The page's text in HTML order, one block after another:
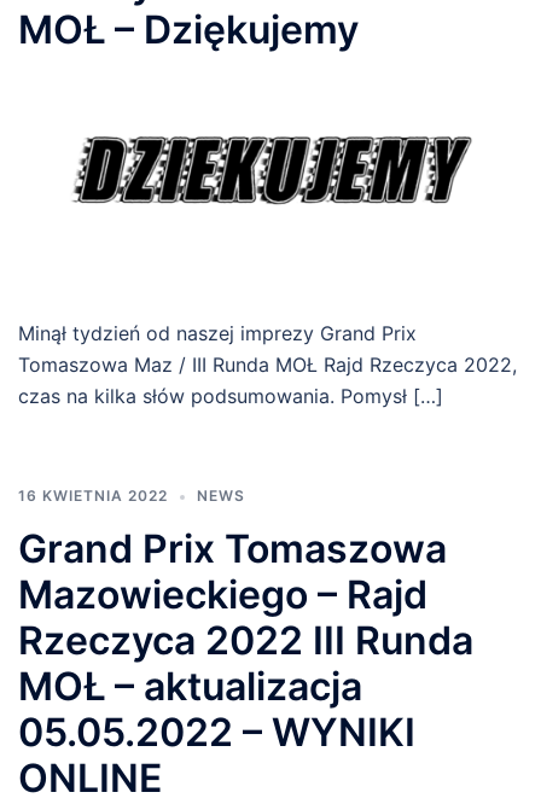
MOŁ – Dziękujemy
Minął tydzień od naszej imprezy Grand Prix
Tomaszowa Maz / III Runda MOŁ Rajd Rzeczyca 2022,
czas na kilka słów podsumowania. Pomysł […]
16 KWIETNIA 2022 NEWS
Grand Prix Tomaszowa
Mazowieckiego – Rajd
Rzeczyca 2022 III Runda
MOŁ – aktualizacja
05.05.2022 – WYNIKI
ONLINE